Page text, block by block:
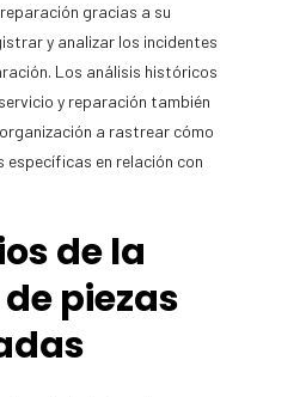
gracias a su
y analizar los incidentes
Los análisis históricos
y reparación también
a rastrear cómo
específicas en relación con
de la
piezas